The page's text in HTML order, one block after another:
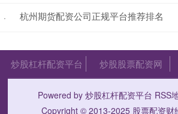
· 杭州期货配资公司正规平台推荐排名
炒股杠杆配资平台 炒股股票配资网
Powered by 炒股杠杆配资平台 RSS
Copyright © 2013-2025 股票配资财